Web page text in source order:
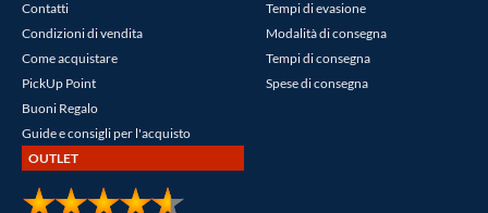
Contatti
Condizioni di vendita
Come acquistare
PickUp Point
Buoni Regalo
Guide e consigli per l'acquisto
OUTLET
Tempi di evasione
Modalità di consegna
Tempi di consegna
Spese di consegna